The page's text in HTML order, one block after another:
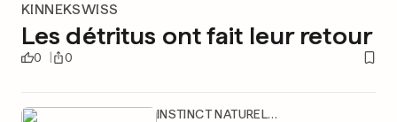
KINNEKSWISS
Les détritus ont fait leur retour
0 0
INSTINCT NATUREL…